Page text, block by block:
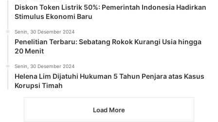
Diskon Token Listrik 50%: Pemerintah Indonesia Hadirkan
Stimulus Ekonomi Baru
Senin, 30 Desember 2024
Penelitian Terbaru: Sebatang Rokok Kurangi Usia hingga
20 Menit
Senin, 30 Desember 2024
Helena Lim Dijatuhi Hukuman 5 Tahun Penjara atas Kasus
Korupsi Timah
Load More